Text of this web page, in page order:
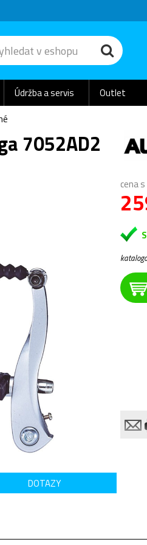
Údržba a servis
Outlet
7052AD2
cena
DOTAZY